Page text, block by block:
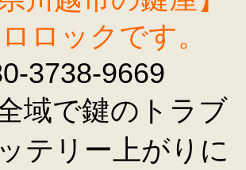
ロックです。
3738-9669
域で鍵のトラブ
テリー上がりに